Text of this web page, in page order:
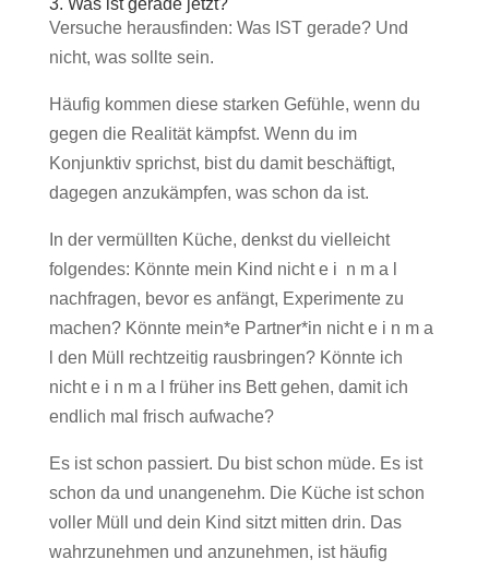
3. Was ist gerade jetzt?
Versuche herausfinden: Was IST gerade? Und
nicht, was sollte sein.
Häufig kommen diese starken Gefühle, wenn du
gegen die Realität kämpfst. Wenn du im
Konjunktiv sprichst, bist du damit beschäftigt,
dagegen anzukämpfen, was schon da ist.
In der vermüllten Küche, denkst du vielleicht
folgendes: Könnte mein Kind nicht e i n m a l
nachfragen, bevor es anfängt, Experimente zu
machen? Könnte mein*e Partner*in nicht e i n m a
l den Müll rechtzeitig rausbringen? Könnte ich
nicht e i n m a l früher ins Bett gehen, damit ich
endlich mal frisch aufwache?
Es ist schon passiert. Du bist schon müde. Es ist
schon da und unangenehm. Die Küche ist schon
voller Müll und dein Kind sitzt mitten drin. Das
wahrzunehmen und anzunehmen, ist häufig